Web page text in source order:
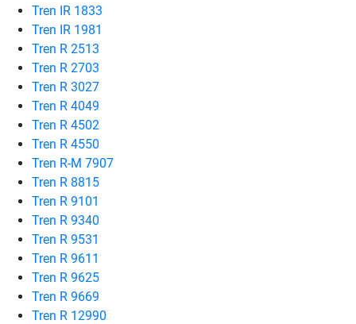
Tren IR 1833
Tren IR 1981
Tren R 2513
Tren R 2703
Tren R 3027
Tren R 4049
Tren R 4502
Tren R 4550
Tren R-M 7907
Tren R 8815
Tren R 9101
Tren R 9340
Tren R 9531
Tren R 9611
Tren R 9625
Tren R 9669
Tren R 12990